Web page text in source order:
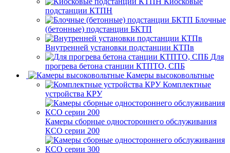
подстанции КТПН
Блочные
(бетонные) подстанции БКТП
Внутренней установки подстанции КТПв
Для
прогрева бетона станции КТПТО, СПБ
Камеры высоковольтные
Комплектные
устройства КРУ
Камеры сборные одностороннего обслуживания
КСО серии 200